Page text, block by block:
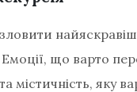
Емоції, що варто
містичність, яку